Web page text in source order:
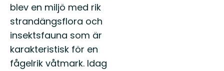
blev en miljö med rik
strandängsflora och
insektsfauna som är
karakteristisk för en
fågelrik våtmark. Idag